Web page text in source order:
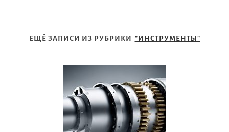
ЕЩЁ ЗАПИСИ ИЗ РУБРИКИ "ИНСТРУМЕНТЫ"